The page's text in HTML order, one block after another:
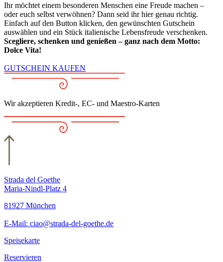
Ihr möchtet einem besonderen Menschen eine Freude machen –
oder euch selbst verwöhnen? Dann seid ihr hier genau richtig.
Einfach auf den Button klicken, den gewünschten Gutschein
auswählen und ein Stück italienische Lebensfreude verschenken.
Scegliere, schenken und genießen – ganz nach dem Motto:
Dolce Vita!
GUTSCHEIN KAUFEN
Wir akzeptieren Kredit-, EC- und Maestro-Karten
Strada del Goethe
Maria-Nindl-Platz 4
81927 München
E-Mail: ciao@strada-del-goethe.de
Speisekarte
Reservieren